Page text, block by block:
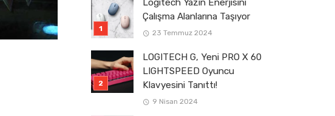
Logitech Yazın Enerjisini
Çalışma Alanlarına Taşıyor
23 Temmuz 2024
LOGITECH G, Yeni PRO X 60
LIGHTSPEED Oyuncu
Klavyesini Tanıttı!
9 Nisan 2024